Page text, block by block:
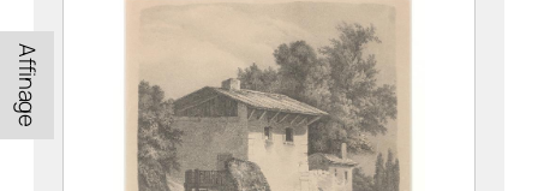
Affinage